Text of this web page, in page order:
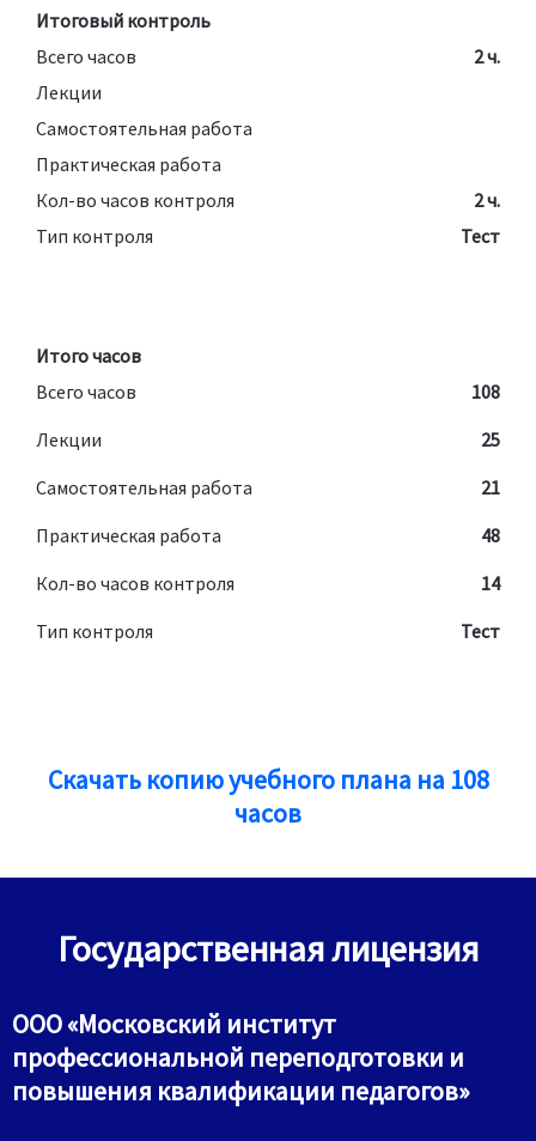
Итоговый контроль
Всего часов
2 ч.
Лекции
Самостоятельная работа
Практическая работа
Кол-во часов контроля
2 ч.
Тип контроля
Тест
Итого часов
Всего часов
108
Лекции
25
Самостоятельная работа
21
Практическая работа
48
Кол-во часов контроля
14
Тип контроля
Тест
Скачать копию учебного плана на 108
часов
Государственная лицензия
ООО «Московский институт
профессиональной переподготовки и
повышения квалификации педагогов»